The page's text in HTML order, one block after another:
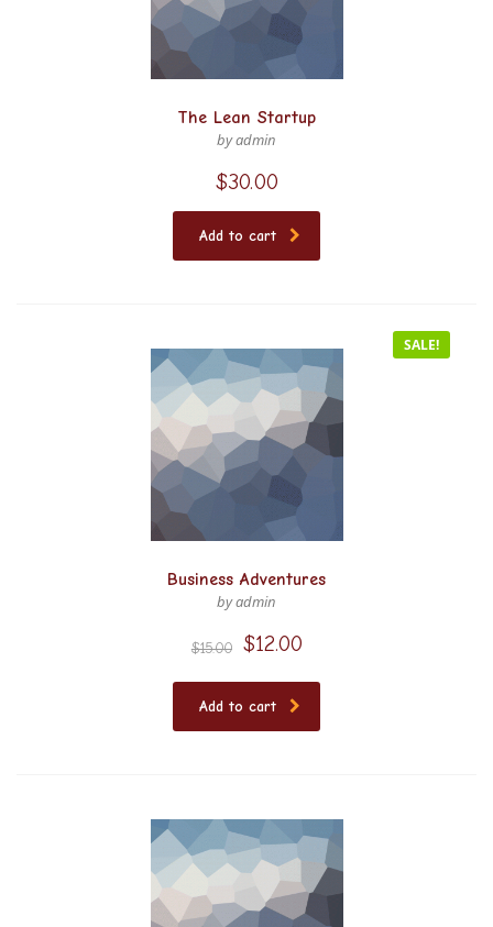
The Lean Startup
by admin
$30.00
Add to cart
SALE!
Business Adventures
by admin
$15.00 $12.00
Add to cart